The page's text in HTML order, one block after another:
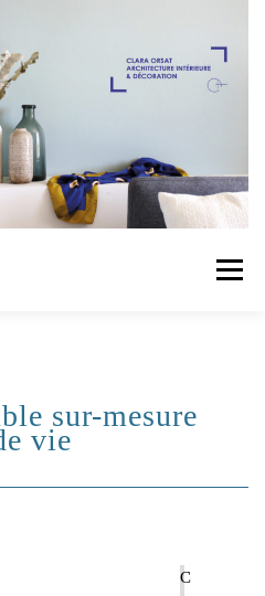
Menu
sur-mesure
vie
C